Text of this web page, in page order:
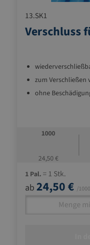
13.SK1
Verschluss
zum Verschließen
ohne
1000
24,50 €
1 Pal. = 1 Stk.
ab 24,50 € /